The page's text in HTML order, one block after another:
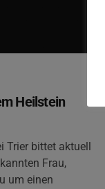
Heilstein
Trier bittet aktuell
Frau,
um einen